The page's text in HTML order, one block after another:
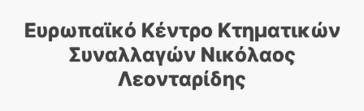
Ευρωπαϊκό Κέντρο Κτηματικών
Συναλλαγών Nικόλαος
Λεονταρίδης